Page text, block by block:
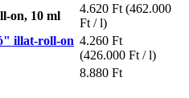
on, 10 ml
4.620 Ft (462.000
Ft / l)
illat-roll-on 4.260 Ft
(426.000 Ft / l)
8.880 Ft